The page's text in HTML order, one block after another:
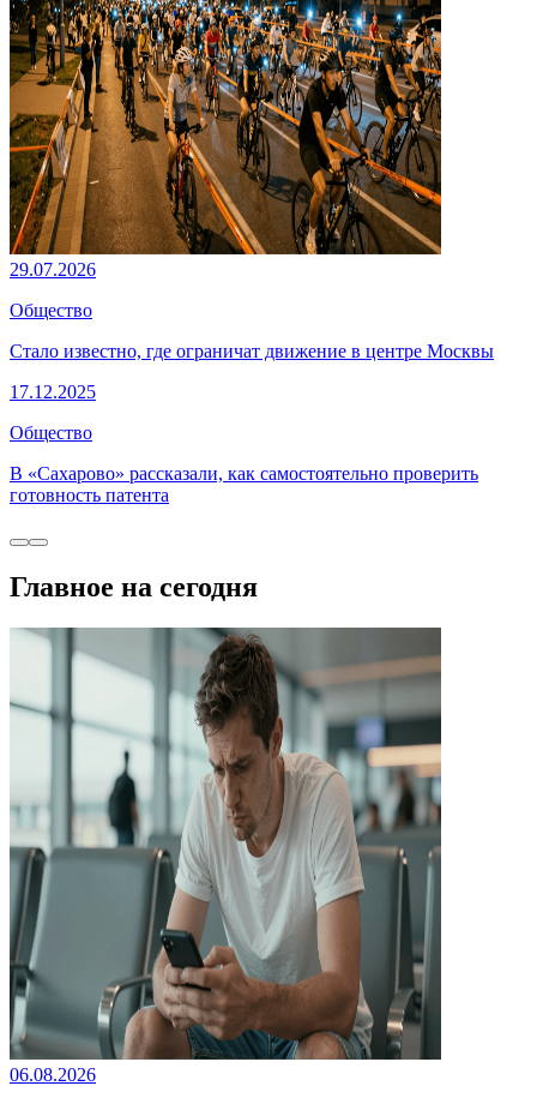
29.07.2026
Общество
Стало известно, где ограничат движение в центре Москвы
17.12.2025
Общество
В «Сахарово» рассказали, как самостоятельно проверить
готовность патента
Главное на сегодня
06.08.2026